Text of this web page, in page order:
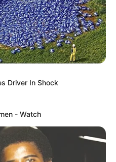
Driver In Shock
- Watch